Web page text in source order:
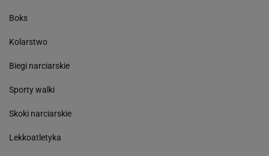
Boks
Kolarstwo
Biegi narciarskie
Sporty walki
Skoki narciarskie
Lekkoatletyka